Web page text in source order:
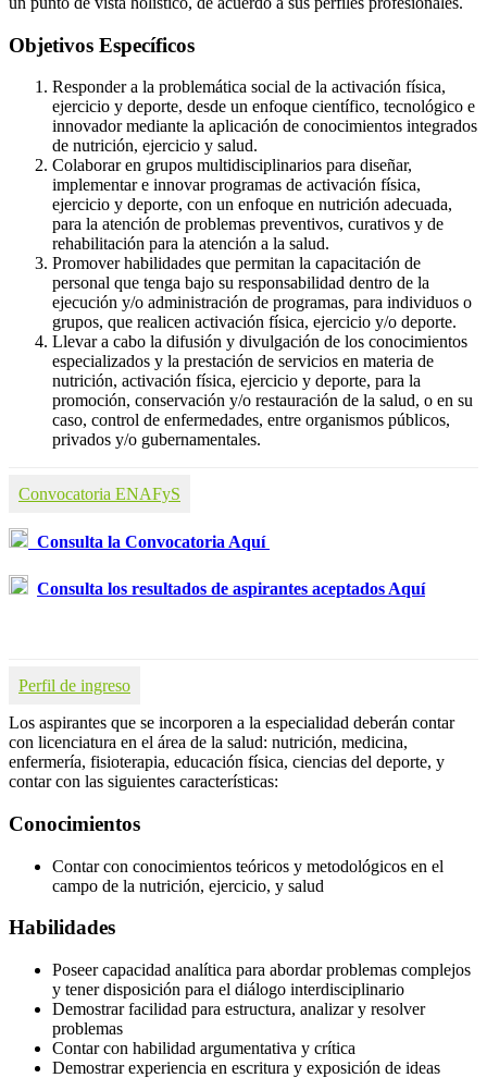
Objetivos Específicos
Responder a la problemática social de la activación física,
ejercicio y deporte, desde un enfoque científico, tecnológico e
innovador mediante la aplicación de conocimientos integrados
de nutrición, ejercicio y salud.
Colaborar en grupos multidisciplinarios para diseñar,
implementar e innovar programas de activación física,
ejercicio y deporte, con un enfoque en nutrición adecuada,
para la atención de problemas preventivos, curativos y de
rehabilitación para la atención a la salud.
Promover habilidades que permitan la capacitación de
personal que tenga bajo su responsabilidad dentro de la
ejecución y/o administración de programas, para individuos o
grupos, que realicen activación física, ejercicio y/o deporte.
Llevar a cabo la difusión y divulgación de los conocimientos
especializados y la prestación de servicios en materia de
nutrición, activación física, ejercicio y deporte, para la
promoción, conservación y/o restauración de la salud, o en su
caso, control de enfermedades, entre organismos públicos,
privados y/o gubernamentales.
Convocatoria ENAFyS
Consulta la Convocatoria Aquí
Consulta los resultados de aspirantes aceptados Aquí
Perfil de ingreso
Los aspirantes que se incorporen a la especialidad deberán contar
con licenciatura en el área de la salud: nutrición, medicina,
enfermería, fisioterapia, educación física, ciencias del deporte, y
contar con las siguientes características:
Conocimientos
Contar con conocimientos teóricos y metodológicos en el
campo de la nutrición, ejercicio, y salud
Habilidades
Poseer capacidad analítica para abordar problemas complejos
y tener disposición para el diálogo interdisciplinario
Demostrar facilidad para estructura, analizar y resolver
problemas
Contar con habilidad argumentativa y crítica
Demostrar experiencia en escritura y exposición de ideas